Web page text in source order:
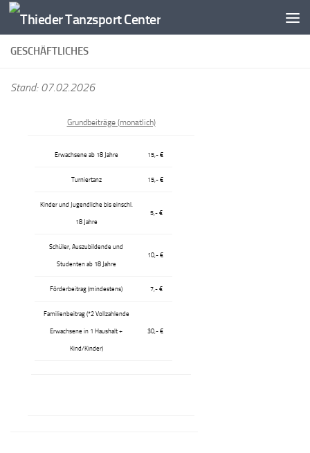
Zum Inhalt springen
GESCHÄFTLICHES
Stand: 07.02.2026
Grundbeiträge (monatlich)
Erwachsene ab 18 Jahre 15,- €
Turniertanz 15,- €
Kinder und Jugendliche bis einschl.
18 Jahre
5,- €
Schüler, Auszubildende und
Studenten ab 18 Jahre
10,- €
Förderbeitrag (mindestens) 7,- €
Familienbeitrag (*2 Vollzahlende
Erwachsene in 1 Haushalt +
Kind/Kinder)
30,- €